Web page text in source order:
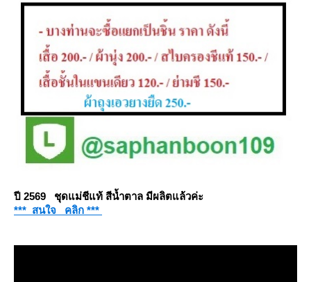
ปี 2569 ชุดแม่ชีแท้ สีน้ำตาล มีผลิตแล้วค่ะ
*** สนใจ คลิก ***